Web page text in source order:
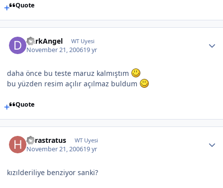
Quote
DarkAngel WT Uyesi
November 21, 200619 yr
daha önce bu teste maruz kalmıştım
bu yüzden resim açılır açılmaz buldum
Quote
herastratus WT Uyesi
November 21, 200619 yr
kızılderiliye benziyor sanki?